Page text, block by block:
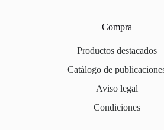
Compra
Productos destacados
Catálogo de
Aviso legal
Condiciones